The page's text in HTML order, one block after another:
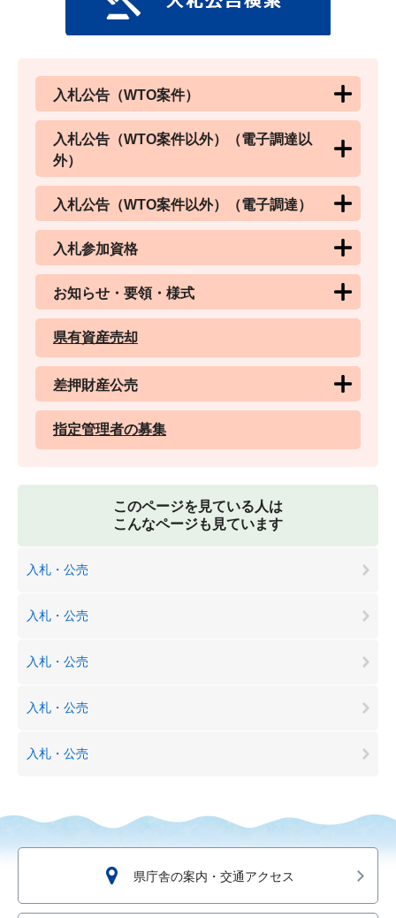
入札公告（WTO案件）
入札公告（WTO案件以外）（電子調達以
外）
入札公告（WTO案件以外）（電子調達）
入札参加資格
お知らせ・要領・様式
県有資産売却
差押財産公売
指定管理者の募集
このページを見ている人は
こんなページも見ています
入札・公売
入札・公売
入札・公売
入札・公売
入札・公売
県庁舎の案内・交通アクセス